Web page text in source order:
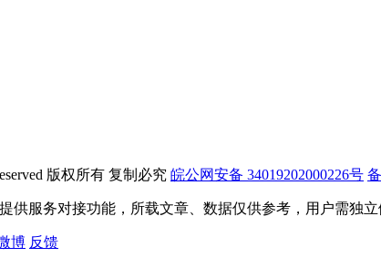
版权所有 复制必究 皖公网安备 34019202000226号
供服务对接功能，所载文章、数据仅供参考，用户需独
博 反馈